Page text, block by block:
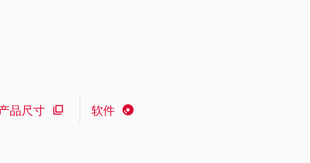
品尺寸 软件